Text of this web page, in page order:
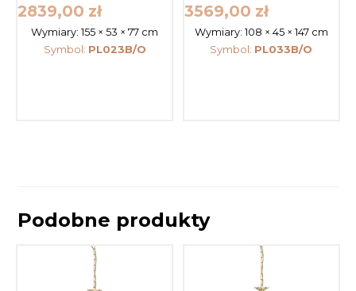
2839,00 zł
Wymiary:155 × 53 × 77 cm
Symbol: PL023B/O
3569,00 zł
Wymiary: 108 × 45 × 147 cm
Symbol: PL033B/O
Podobne produkty